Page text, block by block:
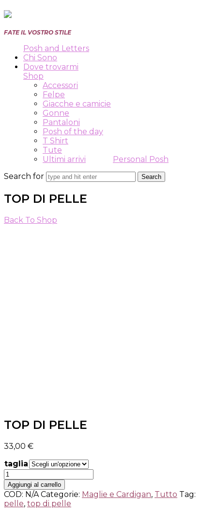
Posh
and
Letters
FATE IL VOSTRO STILE
Posh and Letters
Chi Sono
Dove trovarmi
Shop
Accessori
Felpe
Giacche e camicie
Gonne
Pantaloni
Posh of the day
T Shirt
Tute
Ultimi arrivi
Personal Posh
Search for
TOP DI PELLE
Back To Shop
TOP DI PELLE
33,00 €
taglia
TOP
DI
PELLE
quantità
Aggiungi al carrello
COD: N/A Categorie: Maglie e Cardigan, Tutto Tag:
pelle, top di pelle